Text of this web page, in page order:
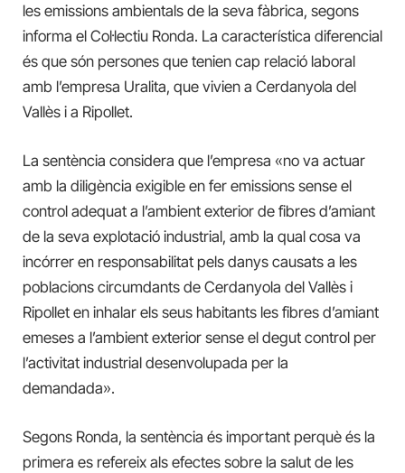
les emissions ambientals de la seva fàbrica, segons
informa el Col·lectiu Ronda. La característica diferencial
és que són persones que tenien cap relació laboral
amb l’empresa Uralita, que vivien a Cerdanyola del
Vallès i a Ripollet.
La sentència considera que l’empresa «no va actuar
amb la diligència exigible en fer emissions sense el
control adequat a l’ambient exterior de fibres d’amiant
de la seva explotació industrial, amb la qual cosa va
incórrer en responsabilitat pels danys causats a les
poblacions circumdants de Cerdanyola del Vallès i
Ripollet en inhalar els seus habitants les fibres d’amiant
emeses a l’ambient exterior sense el degut control per
l’activitat industrial desenvolupada per la
demandada».
Segons Ronda, la sentència és important perquè és la
primera es refereix als efectes sobre la salut de les